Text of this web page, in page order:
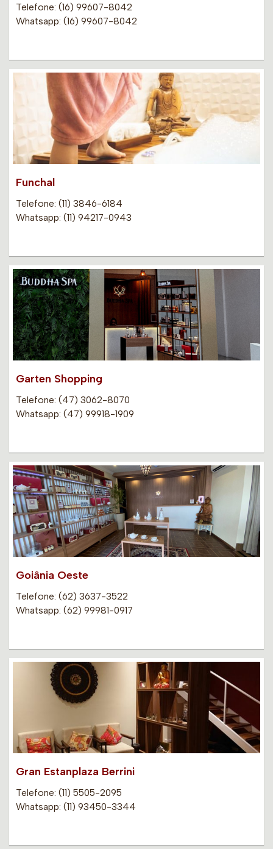
Telefone: (16) 99607-8042
Whatsapp: (16) 99607-8042
Funchal
Telefone: (11) 3846-6184
Whatsapp: (11) 94217-0943
Garten Shopping
Telefone: (47) 3062-8070
Whatsapp: (47) 99918-1909
Goiânia Oeste
Telefone: (62) 3637-3522
Whatsapp: (62) 99981-0917
Gran Estanplaza Berrini
Telefone: (11) 5505-2095
Whatsapp: (11) 93450-3344